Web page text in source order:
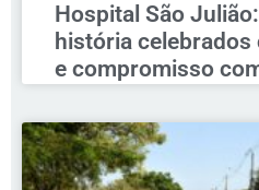
Hospital São
história
e compromisso